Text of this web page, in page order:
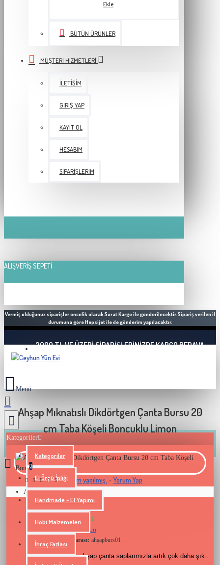
Ekle
BÜTÜN ÜRÜNLER
MÜŞTERI HIZMETLERI
İLETIŞIM
GIRIŞ YAP
KAYIT OL
HESABIM
SIPARIŞLERIM
ALIŞVERIŞ SEPETI
Vermiş olduğunuz siparişler öncelik olarak Sürat Kargo ile gönderilecektir. Sipariş verilen il
durumuna göre Hepsijet ile de gönderim yapılacaktır.
2000 TL VE ÜZERI SIPARIŞLERINIZDE KARGO BEDAVA
Kategoriler
Kategoriler
El Örgü İpliği
Handmade - El Yapımı
Hobi Malzemeleri
İhraç Fazlası
0
Alışveriş sepetiniz boş!
Ahşap Mıknatıslı Dikdörtgen Çanta Bursu 20
cm Taba Köşeli Boncuklu Limon
0 yorum yapılmış. - Yorum Yap
STOK ADETI : 1
Ceyhun Yün
Model Numarası: ahşapburs01
Çantalarınız ahşap çanta saplarımızla artık çok daha şık..